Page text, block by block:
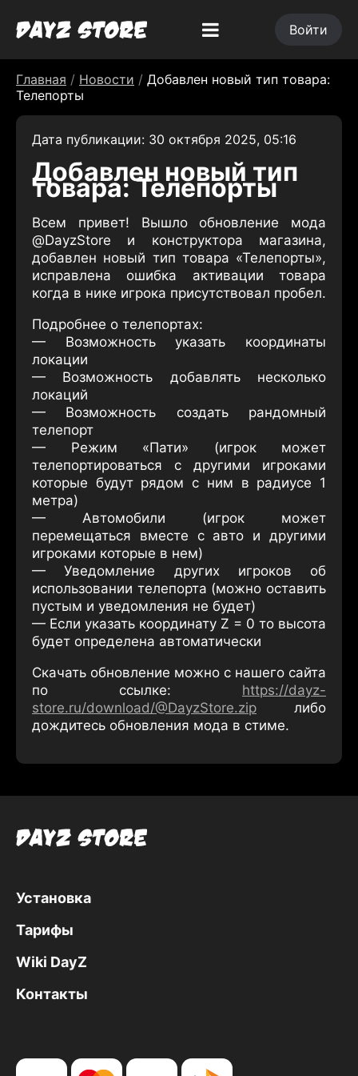
Войти
Главная / Новости / Добавлен новый тип товара:
Телепорты
Дата публикации: 30 октября 2025, 05:16
Добавлен новый тип
товара: Телепорты
Всем привет! Вышло обновление мода
@DayzStore и конструктора магазина,
добавлен новый тип товара «Телепорты»,
исправлена ошибка активации товара
когда в нике игрока присутствовал пробел.
Подробнее о телепортах:
— Возможность указать координаты
локации
— Возможность добавлять несколько
локаций
— Возможность создать рандомный
телепорт
— Режим «Пати» (игрок может
телепортироваться с другими игроками
которые будут рядом с ним в радиусе 1
метра)
— Автомобили (игрок может
перемещаться вместе с авто и другими
игроками которые в нем)
— Уведомление других игроков об
использовании телепорта (можно оставить
пустым и уведомления не будет)
— Если указать координату Z = 0 то высота
будет определена автоматически
Скачать обновление можно с нашего сайта
по ссылке: https://dayz-
store.ru/download/@DayzStore.zip либо
дождитесь обновления мода в стиме.
Установка
Тарифы
Wiki DayZ
Контакты